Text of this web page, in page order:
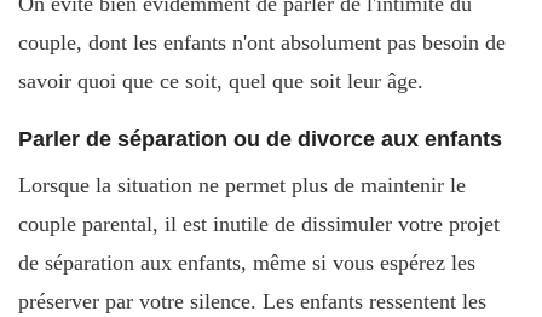
couple, dont les enfants n'ont absolument pas besoin de
savoir quoi que ce soit, quel que soit leur âge.
Parler de séparation ou de divorce aux enfants
Lorsque la situation ne permet plus de maintenir le
couple parental, il est inutile de dissimuler votre projet
de séparation aux enfants, même si vous espérez les
préserver par votre silence. Les enfants ressentent les